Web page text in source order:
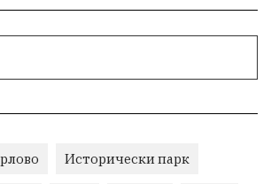
Исторически парк